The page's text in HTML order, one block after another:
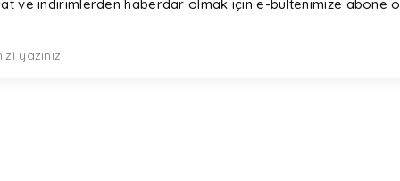
ve indirimlerden haberdar olmak için e-bültenimize abone